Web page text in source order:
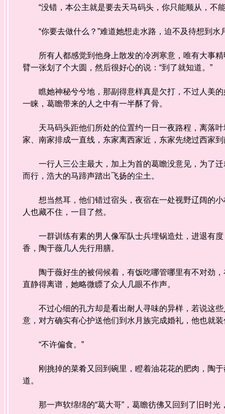
“没错，本公主就是要去天马码头，你只能顺从，不
“你要去做什么？”难道她想走水路，迫不及待想到水
所有人都感觉到他身上散发的冷冽寒意，唯有大事精
臂一张划了个大圆，然后很好心的说：“到了就知道。”
瞧她神秘兮兮地，那副得意样真是欠打，不过人美的
一睐，葛瞻带来的人之中有一半酥了骨。
天马码头距他们所处的位置约一日一夜路程，离落叶
家、南家排成一直线，东家离西家近，东家先绕过西家
一行人三公主最大，加上为首的葛瞻没意见，为了迁
而行，浩大的马蹄声踏出飞扬的尘土。
想当然耳，他们错过宿头，夜宿在一处视野辽阔的小
人也藏不住，一目了然。
一群训练有素的男人像军队士兵埋锅造灶，进退有度
香，陶于薇几人先行用膳。
陶于薇好生的被伺候着，有饭吃哪管哪里有不对劲，
直静得离谱，她略微瞟了众人几眼不作声。
不过心细的孔方却是看出耐人寻味的异样，若说这些
意，对方确实有心护送他们到水月族完成婚礼，他也就
“不许偏食。”
刚挑掉的菜肴又回到碗里，瞪着油花花的肥肉，陶于
道。
那一声软绵绵的“葛大哥”，葛瞻彷佛又回到了旧时光